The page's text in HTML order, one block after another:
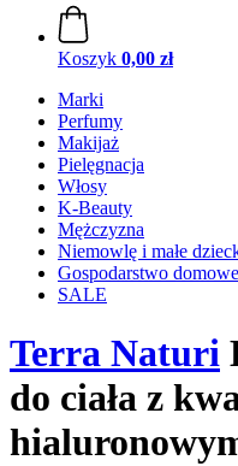
Koszyk 0,00 zł
Marki
Perfumy
Makijaż
Pielęgnacja
Włosy
K-Beauty
Mężczyzna
Niemowlę i małe
Gospodarstwo domowe
SALE
Terra Naturi
do ciała z